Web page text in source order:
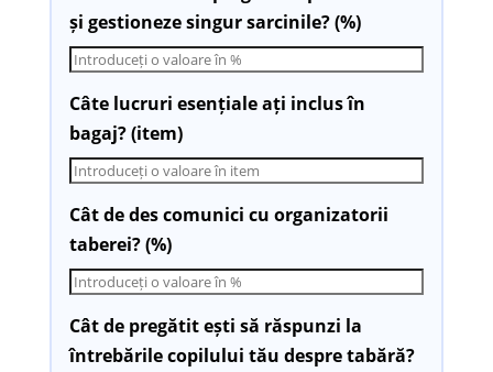
și gestioneze singur sarcinile? (%)
Câte lucruri esențiale ați inclus în
bagaj? (item)
Cât de des comunici cu organizatorii
taberei? (%)
Cât de pregătit ești să răspunzi la
întrebările copilului tău despre tabără?